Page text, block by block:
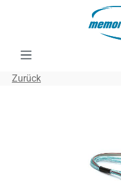
Zum Hauptinhalt springen
Zurück